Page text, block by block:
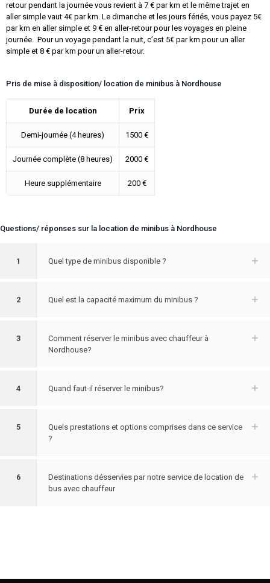
retour pendant la journée vous revient à 7 € par km et le même trajet en
aller simple vaut 4€ par km. Le dimanche et les jours fériés, vous payez 5€
par km en aller simple et 9 € en aller-retour pour les voyages en pleine
journée. Pour un voyage pendant la nuit, c’est 5€ par km pour un aller
simple et 8 € par km pour un aller-retour.
Pris de mise à disposition/ location de minibus à Nordhouse
Durée de location Prix
Demi-journée (4 heures) 1500 €
Journée complète (8 heures) 2000 €
Heure supplémentaire 200 €
Questions/ réponses sur la location de minibus à Nordhouse
1 Quel type de minibus disponible ?
2 Quel est la capacité maximum du minibus ?
3
Comment réserver le minibus avec chauffeur à
Nordhouse?
4 Quand faut-il réserver le minibus?
5
Quels prestations et options comprises dans ce service
?
6
Destinations désservies par notre service de location de
bus avec chauffeur